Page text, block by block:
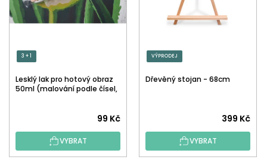
3 + 1
Lesklý lak pro hotový obraz
50ml (malování podle čísel,
hodnocení
produktu
je
99 Kč
VYBRAT
VÝPRODEJ
Dřevěný stojan - 68cm
399 Kč
VYBRAT